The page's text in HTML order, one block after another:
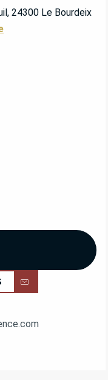
24300 Le Bourdeix